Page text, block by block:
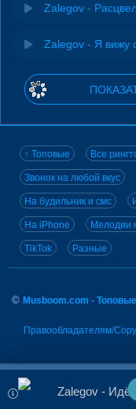
Zalegov -
Zalegov - Я вижу
↑ Топовые Все
Звонок на любой вкус
На будильник и смс
На iPhone Мелодии
TikTok Разные
© Musboom.com -
Правообладателям/